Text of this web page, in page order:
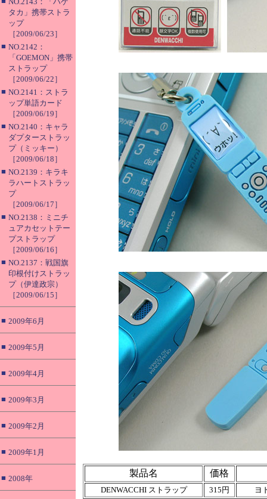
タカ」携帯ストラ
ップ
［2009/06/23］
■ NO.2142：
「GOEMON」携帯
ストラップ
［2009/06/22］
■ NO.2141：ストラ
ップ単語カード
［2009/06/19］
■ NO.2140：キャラ
ダプターストラッ
プ（ミッキー）
［2009/06/18］
■ NO.2139：キラキ
ラハートストラッ
プ
［2009/06/17］
■ NO.2138：ミニチ
ュアカセットテー
プストラップ
［2009/06/16］
■ NO.2137：戦国旗
印根付けストラッ
プ（伊達政宗）
［2009/06/15］
■ 2009年6月
■ 2009年5月
■ 2009年4月
■ 2009年3月
■ 2009年2月
■ 2009年1月
■ 2008年
製品名 価格
DENWACCHI ストラップ 315円 ヨ